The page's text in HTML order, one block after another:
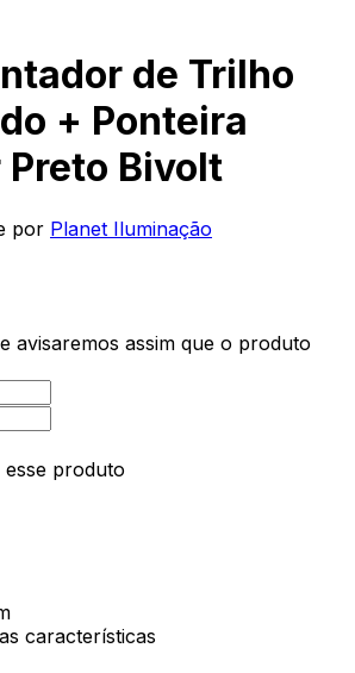
de Trilho
+ Ponteira
Bivolt
por Planet Iluminação
avisaremos assim que o produto
produto
características